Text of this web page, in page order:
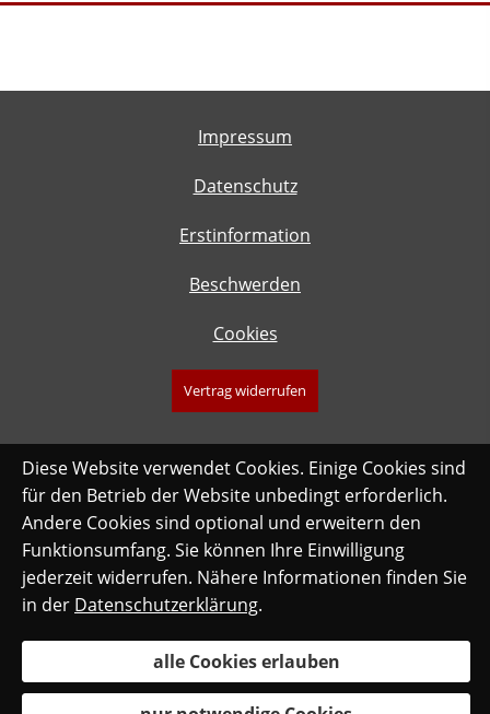
Impressum
Datenschutz
Erstinformation
Beschwerden
Cookies
Vertrag widerrufen
Diese Website verwendet Cookies. Einige Cookies sind
für den Betrieb der Website unbedingt erforderlich.
Andere Cookies sind optional und erweitern den
Funktionsumfang. Sie können Ihre Einwilligung
jederzeit widerrufen. Nähere Informationen finden Sie
in der Datenschutzerklärung.
alle Cookies erlauben